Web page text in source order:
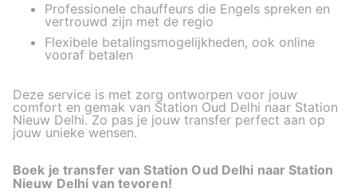
Professionele chauffeurs die Engels spreken en
vertrouwd zijn met de regio
Flexibele betalingsmogelijkheden, ook online
vooraf betalen
Deze service is met zorg ontworpen voor jouw
comfort en gemak van Station Oud Delhi naar Station
Nieuw Delhi. Zo pas je jouw transfer perfect aan op
jouw unieke wensen.
Boek je transfer van Station Oud Delhi naar Station
Nieuw Delhi van tevoren!